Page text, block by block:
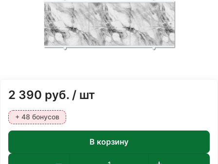
2 390 руб. / шт
+ 48 бонусов
В корзину